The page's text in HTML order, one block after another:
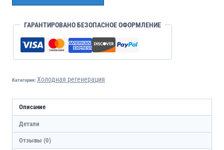
ГАРАНТИРОВАНО БЕЗОПАСНОЕ ОФОРМЛЕНИЕ
Категория: Холодная регенерация
Описание
Детали
Отзывы (0)